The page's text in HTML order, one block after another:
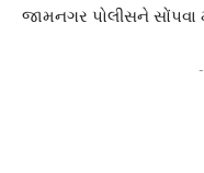
જામનગર પોલીસને